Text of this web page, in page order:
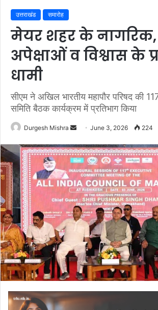
उत्तराखंड समारोह
मेयर शहर के
अपेक्षाओं व विश्वास के
धामी
सीएम ने अखिल भारतीय महापौर परिषद की
समिति बैठक कार्यक्रम में प्रतिभाग किया
Durgesh Mishra
Send
email
June 3, 2026 224